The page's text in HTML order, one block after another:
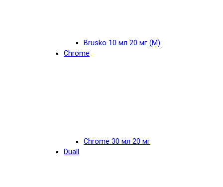
Brusko 10 мл 20 мг (М)
Chrome
Chrome 30 мл 20 мг
Duall